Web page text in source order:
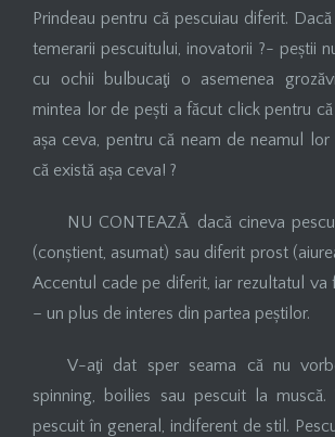
Prindeau pentru că pescuiau diferit.
temerarii pescuitului, inovatorii ?- peștii
cu ochii bulbucaţi o asemenea
mintea lor de pești a făcut click pentru că
așa ceva, pentru că neam de neamul
că există așa ceva! ?
NU CONTEAZĂ dacă cineva
(conștient, asumat) sau diferit prost
Accentul cade pe diferit, iar rezultatul va
– un plus de interes din partea peștilor.
V-aţi dat sper seama că nu
spinning, boilies sau pescuit la muscă.
pescuit în general, indiferent de stil.